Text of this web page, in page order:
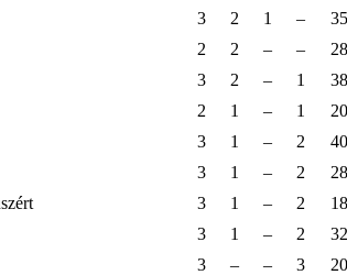
3 2 1 –
2 2 – –
3 2 – 1
2 1 – 1
3 1 – 2
3 1 – 2
3 1 – 2
3 1 – 2
3 – – 3